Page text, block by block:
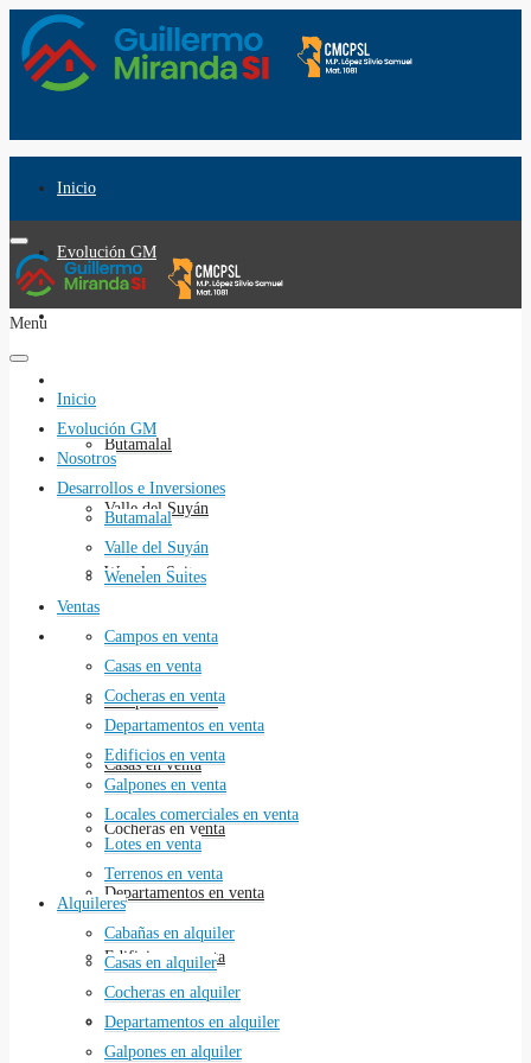
Inicio
Evolución GM
Butamalal
Valle del Suyán
Wenelen Suites
Ventas
Campos en venta
Casas en venta
Cocheras en venta
Departamentos en venta
Edificios en venta
Galpones en venta
Menu
Inicio
Evolución GM
Nosotros
Desarrollos e Inversiones
Butamalal
Valle del Suyán
Wenelen Suites
Ventas
Campos en venta
Casas en venta
Cocheras en venta
Departamentos en venta
Edificios en venta
Galpones en venta
Locales comerciales en venta
Lotes en venta
Terrenos en venta
Alquileres
Cabañas en alquiler
Casas en alquiler
Cocheras en alquiler
Departamentos en alquiler
Galpones en alquiler